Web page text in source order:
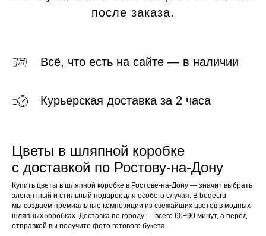
после заказа.
Всё, что есть на сайте — в наличии
Курьерская доставка за 2 часа
Цветы в шляпной коробке
с доставкой по Ростову-на-Дону
Купить цветы в шляпной коробке в Ростове-на-Дону — значит выбрать
элегантный и стильный подарок для особого случая. В boqet.ru
мы создаем премиальные композиции из свежайших цветов в модных
шляпных коробках. Доставка по городу — всего 60−90 минут, а перед
отправкой вы получите фото готового букета.